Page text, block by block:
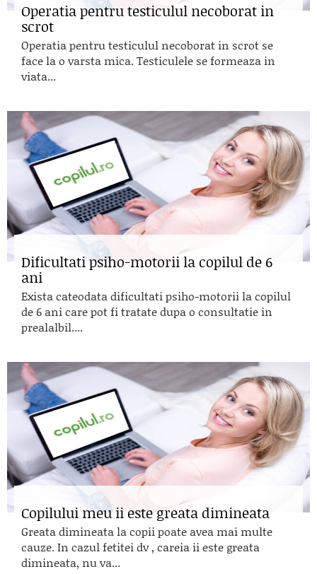
Operatia pentru testiculul necoborat in
scrot
Operatia pentru testiculul necoborat in scrot se
face la o varsta mica. Testiculele se formeaza in
viata...
Dificultati psiho-motorii la copilul de 6
ani
Exista cateodata dificultati psiho-motorii la copilul
de 6 ani care pot fi tratate dupa o consultatie in
prealalbil....
Copilului meu ii este greata dimineata
Greata dimineata la copii poate avea mai multe
cauze. In cazul fetitei dv , careia ii este greata
dimineata, nu va...